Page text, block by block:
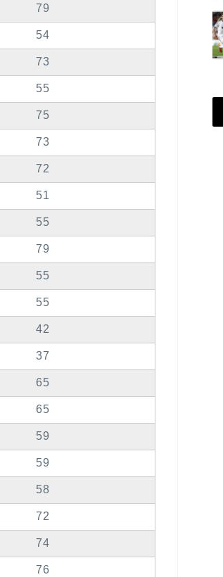
79
54
73
55
75
73
72
51
55
79
55
55
42
37
65
65
59
59
58
72
74
76